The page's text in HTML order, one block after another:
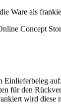
Ware als
Online
Einlieferbeleg
für den
wird diese